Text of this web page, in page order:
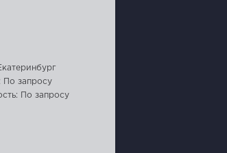
По запросу
По запросу